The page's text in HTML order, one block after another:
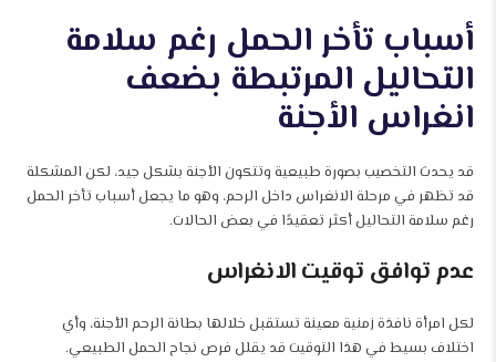
أسباب تأخر الحمل رغم سلامة
التحاليل المرتبطة بضعف
انغراس الأجنة
قد يحدث التخصيب بصورة طبيعية وتتكون الأجنة بشكل جيد، لكن المشكلة
قد تظهر في مرحلة الانغراس داخل الرحم، وهو ما يجعل أسباب تأخر الحمل
رغم سلامة التحاليل أكثر تعقيدًا في بعض الحالات.
عدم توافق توقيت الانغراس
لكل امرأة نافذة زمنية معينة تستقبل خلالها بطانة الرحم الأجنة، وأي
اختلاف بسيط في هذا التوقيت قد يقلل فرص نجاح الحمل الطبيعي.